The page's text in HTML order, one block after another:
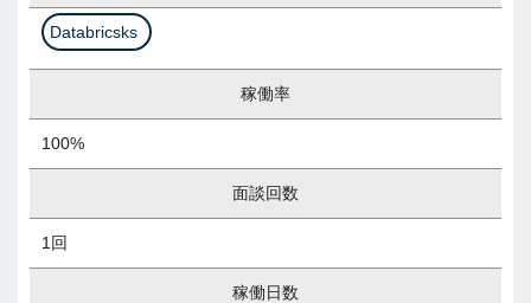
Databricsks
稼働率
100%
面談回数
1回
稼働日数